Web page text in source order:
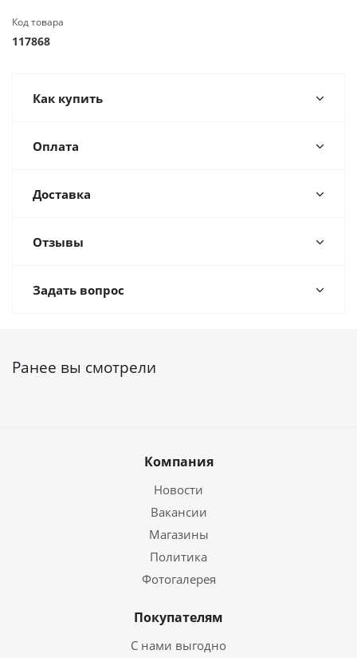
Код товара
117868
Как купить
Оплата
Доставка
Отзывы
Задать вопрос
Ранее вы смотрели
Компания
Новости
Вакансии
Магазины
Политика
Фотогалерея
Покупателям
С нами выгодно